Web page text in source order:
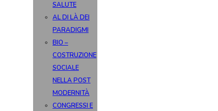
SALUTE
AL DI LÀ DEI
PARADIGMI
BIO –
COSTRUZIONE
SOCIALE
NELLA POST
MODERNITÀ
CONGRESSI E